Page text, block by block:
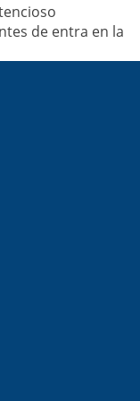
de entra en la